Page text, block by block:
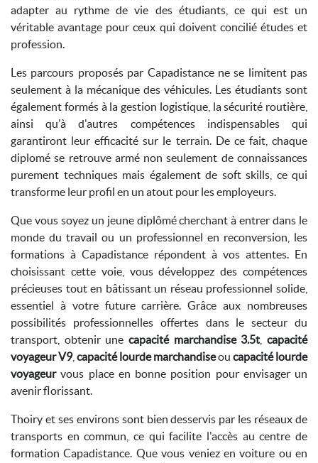
adapter au rythme de vie des étudiants, ce qui est un
véritable avantage pour ceux qui doivent concilié études et
profession.
Les parcours proposés par Capadistance ne se limitent pas
seulement à la mécanique des véhicules. Les étudiants sont
également formés à la gestion logistique, la sécurité routière,
ainsi qu'à d'autres compétences indispensables qui
garantiront leur efficacité sur le terrain. De ce fait, chaque
diplomé se retrouve armé non seulement de connaissances
purement techniques mais également de soft skills, ce qui
transforme leur profil en un atout pour les employeurs.
Que vous soyez un jeune diplômé cherchant à entrer dans le
monde du travail ou un professionnel en reconversion, les
formations à Capadistance répondent à vos attentes. En
choisissant cette voie, vous développez des compétences
précieuses tout en bâtissant un réseau professionnel solide,
essentiel à votre future carrière. Grâce aux nombreuses
possibilités professionnelles offertes dans le secteur du
transport, obtenir une capacité marchandise 3.5t ,capacité
voyageur V9, capacité lourde marchandiseou capacité lourde
voyageurvous place en bonne position pour envisager un
avenir florissant.
Thoiry et ses environs sont bien desservis par les réseaux de
transports en commun, ce qui facilite l'accès au centre de
formation Capadistance. Que vous veniez en voiture ou en